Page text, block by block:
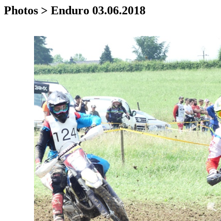
Photos > Enduro 03.06.2018